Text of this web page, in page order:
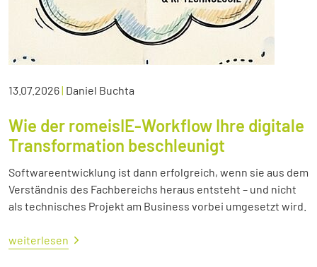
13.07.2026| Daniel Buchta
Wie der romeisIE-Workflow Ihre digitale
Transformation beschleunigt
Softwareentwicklung ist dann erfolgreich, wenn sie aus dem
Verständnis des Fachbereichs heraus entsteht – und nicht
als technisches Projekt am Business vorbei umgesetzt wird.
weiterlesen